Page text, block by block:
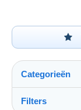
Categorieën
Filters